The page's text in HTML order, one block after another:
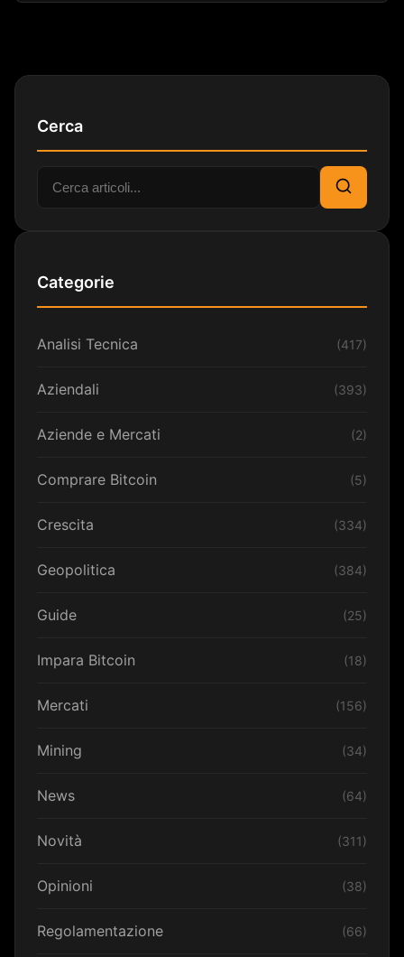
Cerca
Cerca:
Cerca
Categorie
Analisi Tecnica (417)
Aziendali (393)
Aziende e Mercati (2)
Comprare Bitcoin (5)
Crescita (334)
Geopolitica (384)
Guide (25)
Impara Bitcoin (18)
Mercati (156)
Mining (34)
News (64)
Novità (311)
Opinioni (38)
Regolamentazione (66)